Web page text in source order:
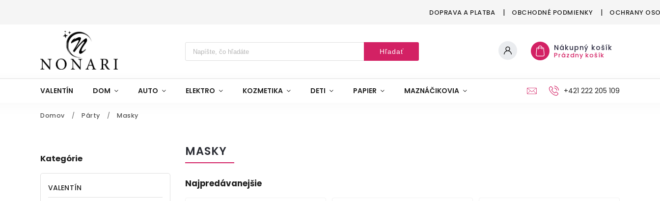
DOPRAVA A PLATBA OBCHODNÉ PODMIENKY OCHRANY
Hľadať Nákupný košík
Prázdny košík
VALENTÍN DOM AUTO ELEKTRO KOZMETIKA DETI PAPIER MAZNÁČIKOVIA MAŠKRTENIE PÁRTY MÓDA
+421 222 205 109
Domov / Párty / Masky
Kategórie
VALENTÍN
MASKY
Najpredávanejšie